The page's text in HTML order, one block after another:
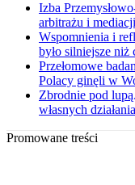
Izba
arbitrażu i
Wspomnienia i
było silniejsze niż
Przełomowe
Polacy ginęli w
Zbrodnie pod
własnych
Promowane treści